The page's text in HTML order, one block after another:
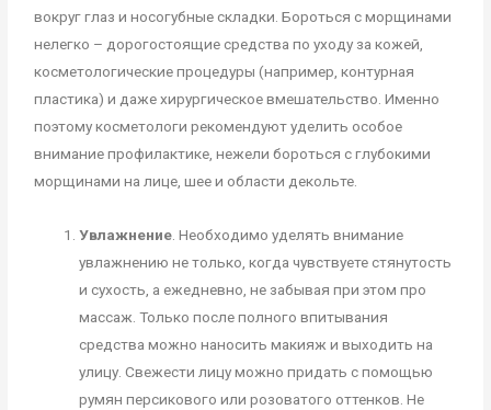
вокруг глаз и носогубные складки. Бороться с морщинами
нелегко – дорогостоящие средства по уходу за кожей,
косметологические процедуры (например, контурная
пластика) и даже хирургическое вмешательство. Именно
поэтому косметологи рекомендуют уделить особое
внимание профилактике, нежели бороться с глубокими
морщинами на лице, шее и области декольте.
Увлажнение . Необходимо уделять внимание
увлажнению не только, когда чувствуете стянутость
и сухость, а ежедневно, не забывая при этом про
массаж. Только после полного впитывания
средства можно наносить макияж и выходить на
улицу. Свежести лицу можно придать с помощью
румян персикового или розоватого оттенков. Не